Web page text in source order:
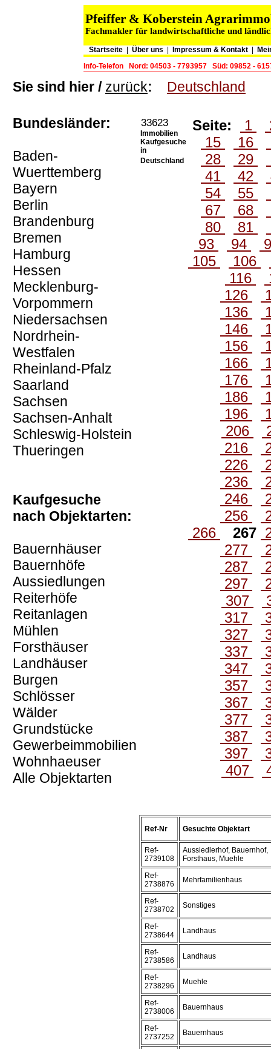
Pfeiffer & Koberstein
Fachmakler für landwirtschaftliche und
Startseite Über uns Impressum & Kontakt
Info-Telefon
Nord: 04503 - 7793957 Süd: 09852 -
Sie sind hier / zurück: Deutschland
Bundesländer:
Baden-
Wuerttemberg
Bayern
Berlin
Brandenburg
Bremen
Hamburg
Hessen
Mecklenburg-
Vorpommern
Niedersachsen
Nordrhein-
Westfalen
Rheinland-Pfalz
Saarland
Sachsen
Sachsen-Anhalt
Schleswig-Holstein
Thueringen
Kaufgesuche
nach Objektarten:
Bauernhäuser
Bauernhöfe
Aussiedlungen
Reiterhöfe
Reitanlagen
Mühlen
Forsthäuser
Landhäuser
Burgen
Schlösser
Wälder
Grundstücke
Gewerbeimmobilien
Wohnhaeuser
Alle Objektarten
33623
Immobilien
Kaufgesuche
in
Deutschland
Seite: 1
15
16
28
29
41
42
54
55
67
68
80
81
93
94
105
106
116
126
136
146
156
166
176
186
196
206
216
226
236
246
256
266
267
277
287
297
307
317
327
337
347
357
367
377
387
397
407
Ref-Nr Gesuchte Objektart
Ref-
2739108
Aussiedlerhof, Bauernhof,
Forsthaus, Muehle
Ref-
2738876
Mehrfamilienhaus
Ref-
2738702
Sonstiges
Ref-
2738644
Landhaus
Ref-
2738586
Landhaus
Ref-
2738296
Muehle
Ref-
2738006
Bauernhaus
Ref-
2737252
Bauernhaus